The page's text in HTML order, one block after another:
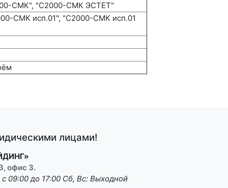
СМК", "С2000-СМК ЭСТЕТ"
СМК исп.01", "С2000-СМК исп.01
лицами!
офис 3.
09:00 до 17:00 Сб, Вс: Выходной